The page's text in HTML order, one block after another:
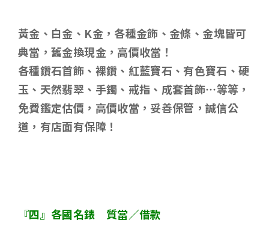
黃金、白金、 K金，各種金飾、金條、金塊皆可
典當，舊金換現金，高價收當！
各種鑽石首飾、裸鑽、紅藍寶石、有色寶石、硬
玉、天然翡翠、手鐲、戒指、成套首飾…等等，
免費鑑定估價，高價收當，妥善保管，誠信公
道，有店面有保障！
『四』各國名錶 質當／借款